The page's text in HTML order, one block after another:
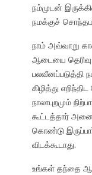
நம்முடன்
நமக்குச்
நாம் அவ்வாறு
ஆடையை
கிழித்து
நாலாபுறமும்
கூட்டத்தார்
கொண்டு
விடக்கூடாது.
உங்கள் தந்தை